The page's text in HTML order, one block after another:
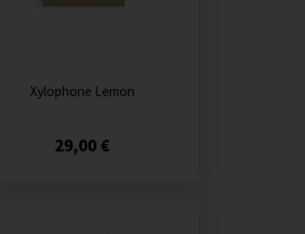
Xylophone Lemon
29,00 €